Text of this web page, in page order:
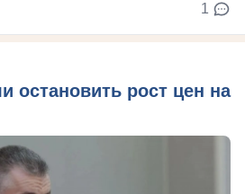
1
остановить рост цен на